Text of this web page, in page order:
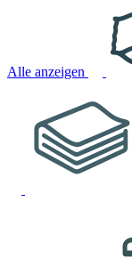
Alle anzeigen